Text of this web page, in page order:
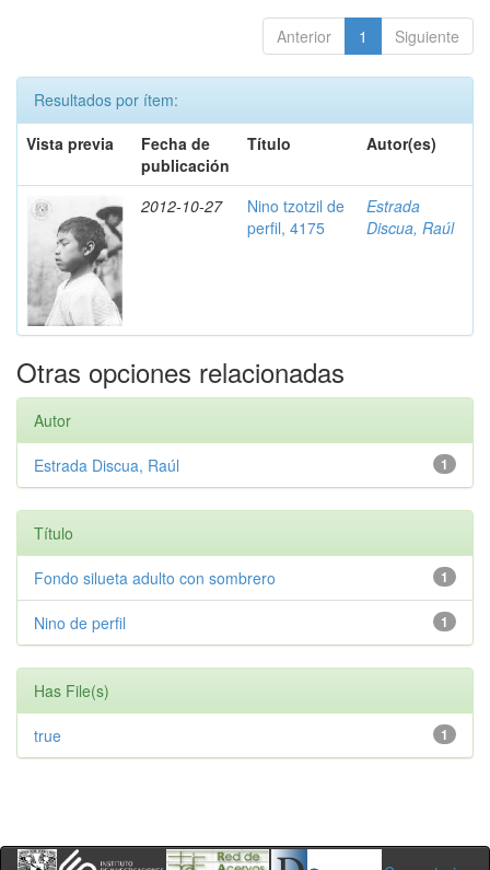
Anterior 1 Siguiente
Resultados por ítem:
Vista previa
Fecha de
publicación
Título Autor(es)
2012-10-27
Nino tzotzil de
perfil, 4175
Estrada
Discua, Raúl
Otras opciones relacionadas
Autor
1
Estrada Discua, Raúl
Título
1
Fondo silueta adulto con sombrero
1
Nino de perfil
Has File(s)
1
true